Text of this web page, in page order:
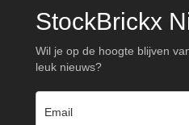
StockBrickx
Wil je op de hoogte blijven
leuk nieuws?